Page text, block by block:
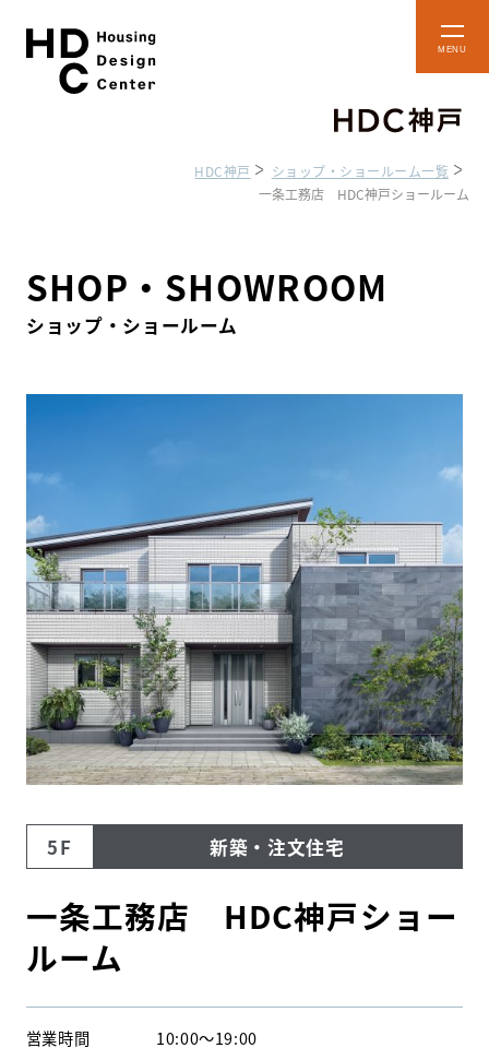
メ
を
閉
本
文
インフォーメーション
ショールームニュース
イベント情報
予約・確認
住まいの
相談サービス
リフォーム
会社ナビ
住まいのコラム
HDC BOX
貸し施設のご案内
HDC神戸
ショップ・ショールーム一覧
一条工務店 HDC神戸ショールーム
SHOP・SHOWROOM
ショップ・ショールーム
5F 新築・注文住宅
一条工務店 HDC神戸ショー
ルーム
営業時間 10:00〜19:00